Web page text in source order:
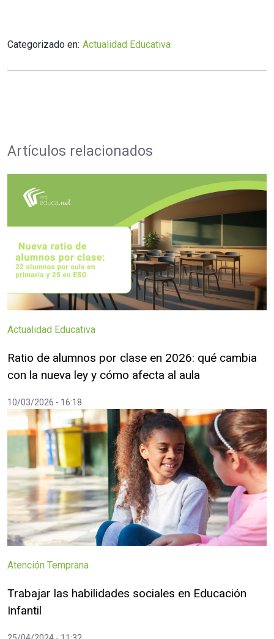
Categorizado en: Actualidad Educativa
Artículos relacionados
Actualidad Educativa
Ratio de alumnos por clase en 2026: qué cambia
con la nueva ley y cómo afecta al aula
10/03/2026 - 16:18
Atención Temprana
Trabajar las habilidades sociales en Educación
Infantil